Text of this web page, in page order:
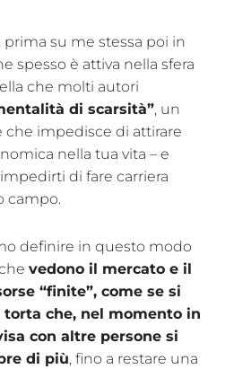
prima su me stessa poi in
spesso è attiva nella sfera
che molti autori
di scarsità”, un
che impedisce di attirare
nella tua vita – e
di fare carriera
campo.
definire in questo modo
vedono il mercato e il
“finite”, come se si
che, nel momento in
con altre persone si
di più, fino a restare una